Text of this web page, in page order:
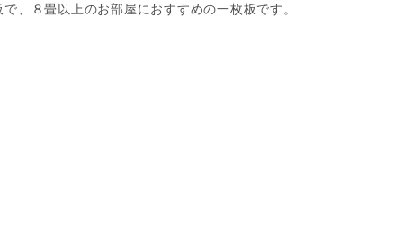
、８畳以上のお部屋におすすめの一枚板です。